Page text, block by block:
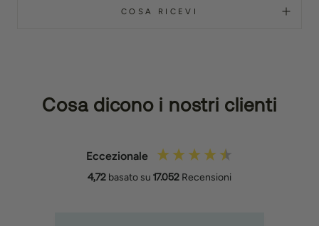
COSA RICEVI
Cosa dicono i nostri clienti
Eccezionale
4,72 basato su 17.052 Recensioni